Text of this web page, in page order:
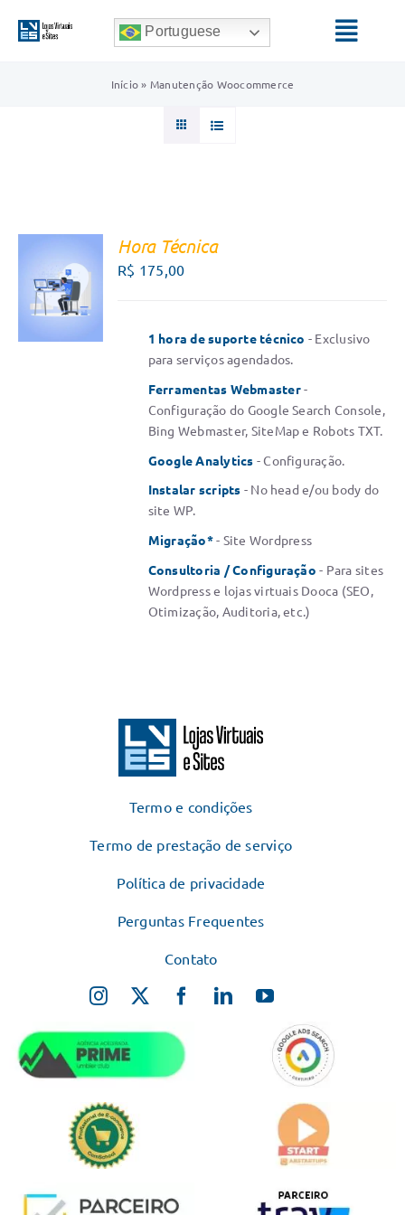
para
Portuguese
Início» Manutenção Woocommerce
COM UM
CONSULTOR
/
Hora Técnica
R$ 175,00
1 hora de suporte técnico - Exclusivo
para serviços agendados.
Ferramentas Webmaster-
Configuração do Google Search Console,
Bing Webmaster, SiteMap e Robots TXT.
Google Analytics - Configuração.
Instalar scripts - No head e/ou body do
site WP.
Migração*- Site Wordpress
Consultoria / Configuração - Para sites
Wordpress e lojas virtuais Dooca (SEO,
Otimização, Auditoria, etc.)
Termo e condições
Termo de prestação de serviço
Política de privacidade
Perguntas Frequentes
Contato